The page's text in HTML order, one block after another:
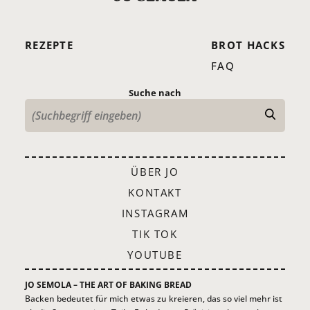
ZUM ANTWORTEN ANMELDEN
Natalie Richiusa
REZEPTE
BROT HACKS
FAQ
Suche nach
ÜBER JO
KONTAKT
INSTAGRAM
TIK TOK
YOUTUBE
JO SEMOLA – THE ART OF BAKING BREAD
Backen bedeutet für mich etwas zu kreieren, das so viel mehr ist